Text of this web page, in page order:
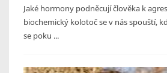
Jaké hormony podněcují člověka k
biochemický kolotoč se v nás spouští,
se poku ...